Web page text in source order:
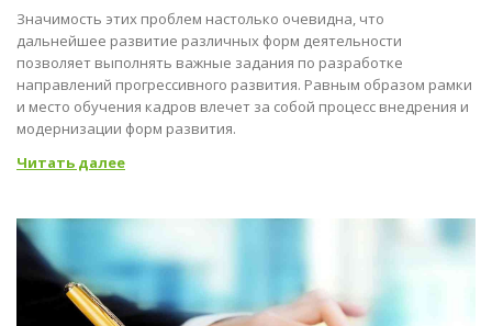
Значимость этих проблем настолько очевидна, что
дальнейшее развитие различных форм деятельности
позволяет выполнять важные задания по разработке
направлений прогрессивного развития. Равным образом рамки
и место обучения кадров влечет за собой процесс внедрения и
модернизации форм развития.
Читать далее